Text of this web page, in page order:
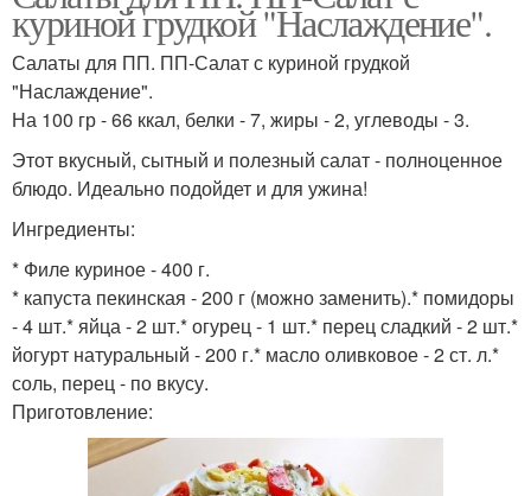
куриной грудкой "Наслаждение".
Салаты для ПП. ПП-Салат с куриной грудкой
"Наслаждение".
На 100 гр - 66 ккал, белки - 7, жиры - 2, углеводы - 3.
Этот вкусный, сытный и полезный салат - полноценное
блюдо. Идеально подойдет и для ужина!
Ингредиенты:
* Филе куриное - 400 г.
* капуста пекинская - 200 г (можно заменить).* помидоры
- 4 шт.* яйца - 2 шт.* огурец - 1 шт.* перец сладкий - 2 шт.*
йогурт натуральный - 200 г.* масло оливковое - 2 ст. л.*
соль, перец - по вкусу.
Приготовление: